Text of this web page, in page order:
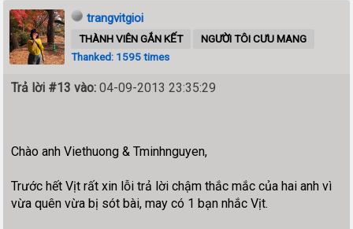
trangvitgioi
THÀNH VIÊN GẮN KẾT
NGƯỜI TÔI CƯU MANG
Thanked: 1595 times
Trả lời #13 vào: 04-09-2013 23:35:29
Chào anh Viethuong & Tminhnguyen,
Trước hết Vịt rất xin lỗi trả lời chậm thắc mắc của hai anh vì
vừa quên vừa bị sót bài, may có 1 bạn nhắc Vịt.